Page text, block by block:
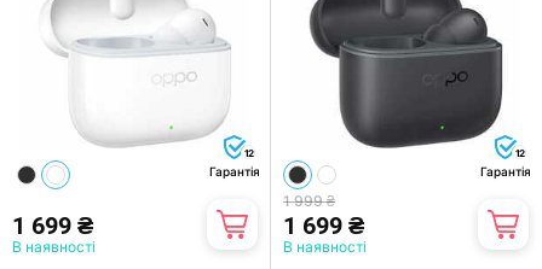
12
Гарантія
1 699 ₴
В наявності
12
Гарантія
1 999 ₴
1 699 ₴
В наявності